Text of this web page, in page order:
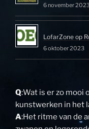
6 november
LofarZone op
6 oktober 2023
Q:Wat is er zo mooi
kunstwerken in het
A:Het ritme van de